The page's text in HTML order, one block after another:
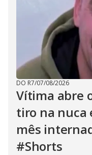
DO R7/07/08/2026
Vítima abre
tiro na nuca
mês
#Shorts